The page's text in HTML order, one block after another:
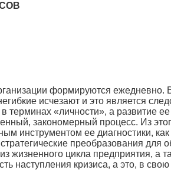
формируются ежедневно.
исчезают и это является
«личности», а развитие
закономерный процесс. Из
ее диагностики, как
преобразования для
жизненного цикла предприятия, а
наступления кризиса, а это, в